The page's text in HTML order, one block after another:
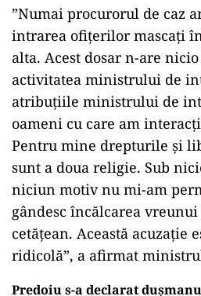
”Numai procurorul de caz
intrarea ofițerilor mascați
alta. Acest dosar n-are
activitatea ministrului de
atribuțiile ministrului de
oameni cu care am
Pentru mine drepturile și
sunt a doua religie. Sub
niciun motiv nu mi-am
gândesc încălcarea
cetăţean. Această acuzaţie
ridicolă”, a afirmat
Predoiu s-a declarat